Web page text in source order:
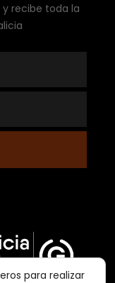
recibe toda la
para realizar